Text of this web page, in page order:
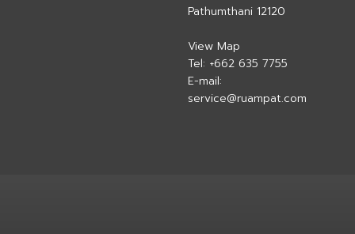
Pathumthani 12120
View Map
Tel: +662 635 7755
E-mail:
service@ruampat.com